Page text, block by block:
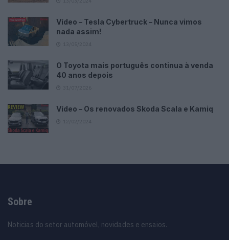
Vídeo – Tesla Cybertruck – Nunca vimos
nada assim!
O Toyota mais português continua à venda
40 anos depois
Vídeo – Os renovados Skoda Scala e Kamiq
Sobre
Noticias do setor automóvel, novidades e ensaios.